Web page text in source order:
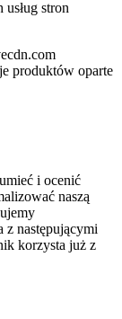
stron
produktów oparte
i ocenić
naszą
z następującymi
korzysta już z